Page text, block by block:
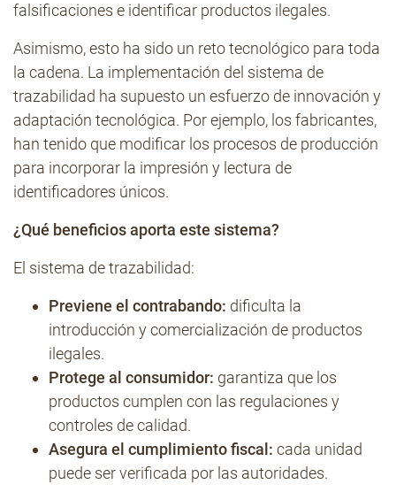
falsificaciones e identificar productos ilegales.
Asimismo, esto ha sido un reto tecnológico para toda
la cadena. La implementación del sistema de
trazabilidad ha supuesto un esfuerzo de innovación y
adaptación tecnológica. Por ejemplo, los fabricantes,
han tenido que modificar los procesos de producción
para incorporar la impresión y lectura de
identificadores únicos.
¿Qué beneficios aporta este sistema?
El sistema de trazabilidad:
Previene el contrabando: dificulta la
introducción y comercialización de productos
ilegales.
Protege al consumidor: garantiza que los
productos cumplen con las regulaciones y
controles de calidad.
Asegura el cumplimiento fiscal: cada unidad
puede ser verificada por las autoridades.